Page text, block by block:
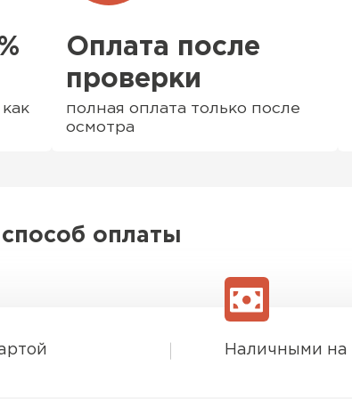
Оплата после
проверки
полная оплата только после
осмотра
оплаты
Наличными на